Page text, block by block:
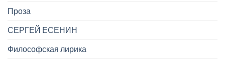
Проза
СЕРГЕЙ ЕСЕНИН
Философская лирика